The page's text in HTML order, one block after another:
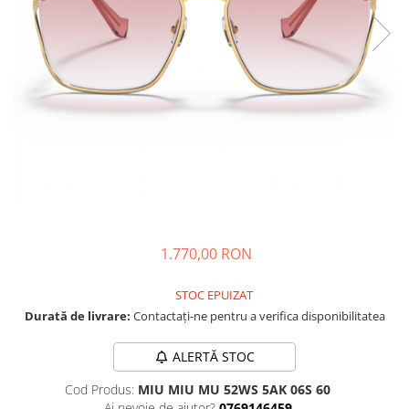
Materiale prețioase
Last Chance %
Materiale prețioase
Last chance %
DILEM
DIOR
DITA EPILUXURY
JOOLY
LA LOOP
1.770,00 RON
STOC EPUIZAT
Durată de livrare: Contactați-ne pentru a verifica disponibilitatea
ALERTĂ STOC
Cod Produs: MIU MIU MU 52WS 5AK 06S 60